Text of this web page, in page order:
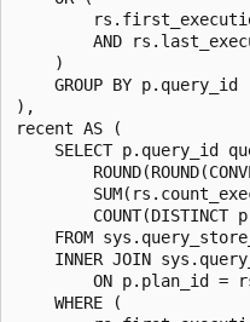
AND
    )
    GROUP BY p.query_id
),
recent AS (
SELECT p.query_id
COUNT(DISTINCT
FROM
INNER JOIN
ON p.plan_id =
    WHERE (